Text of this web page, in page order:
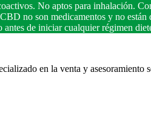
No aptos para inhalación.
no son medicamentos y no
antes de iniciar cualquier régimen
en la venta y asesoramiento